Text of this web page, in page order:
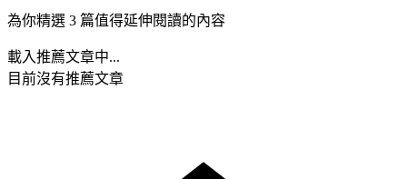
為你精選 3 篇值得延伸閱讀的內容
載入推薦文章中...
目前沒有推薦文章